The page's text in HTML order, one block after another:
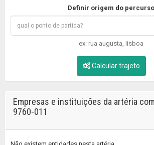
Definir origem do percurso
ex: rua augusta, lisboa
Calcular trajeto
Empresas e instituições da artéria
9760-011